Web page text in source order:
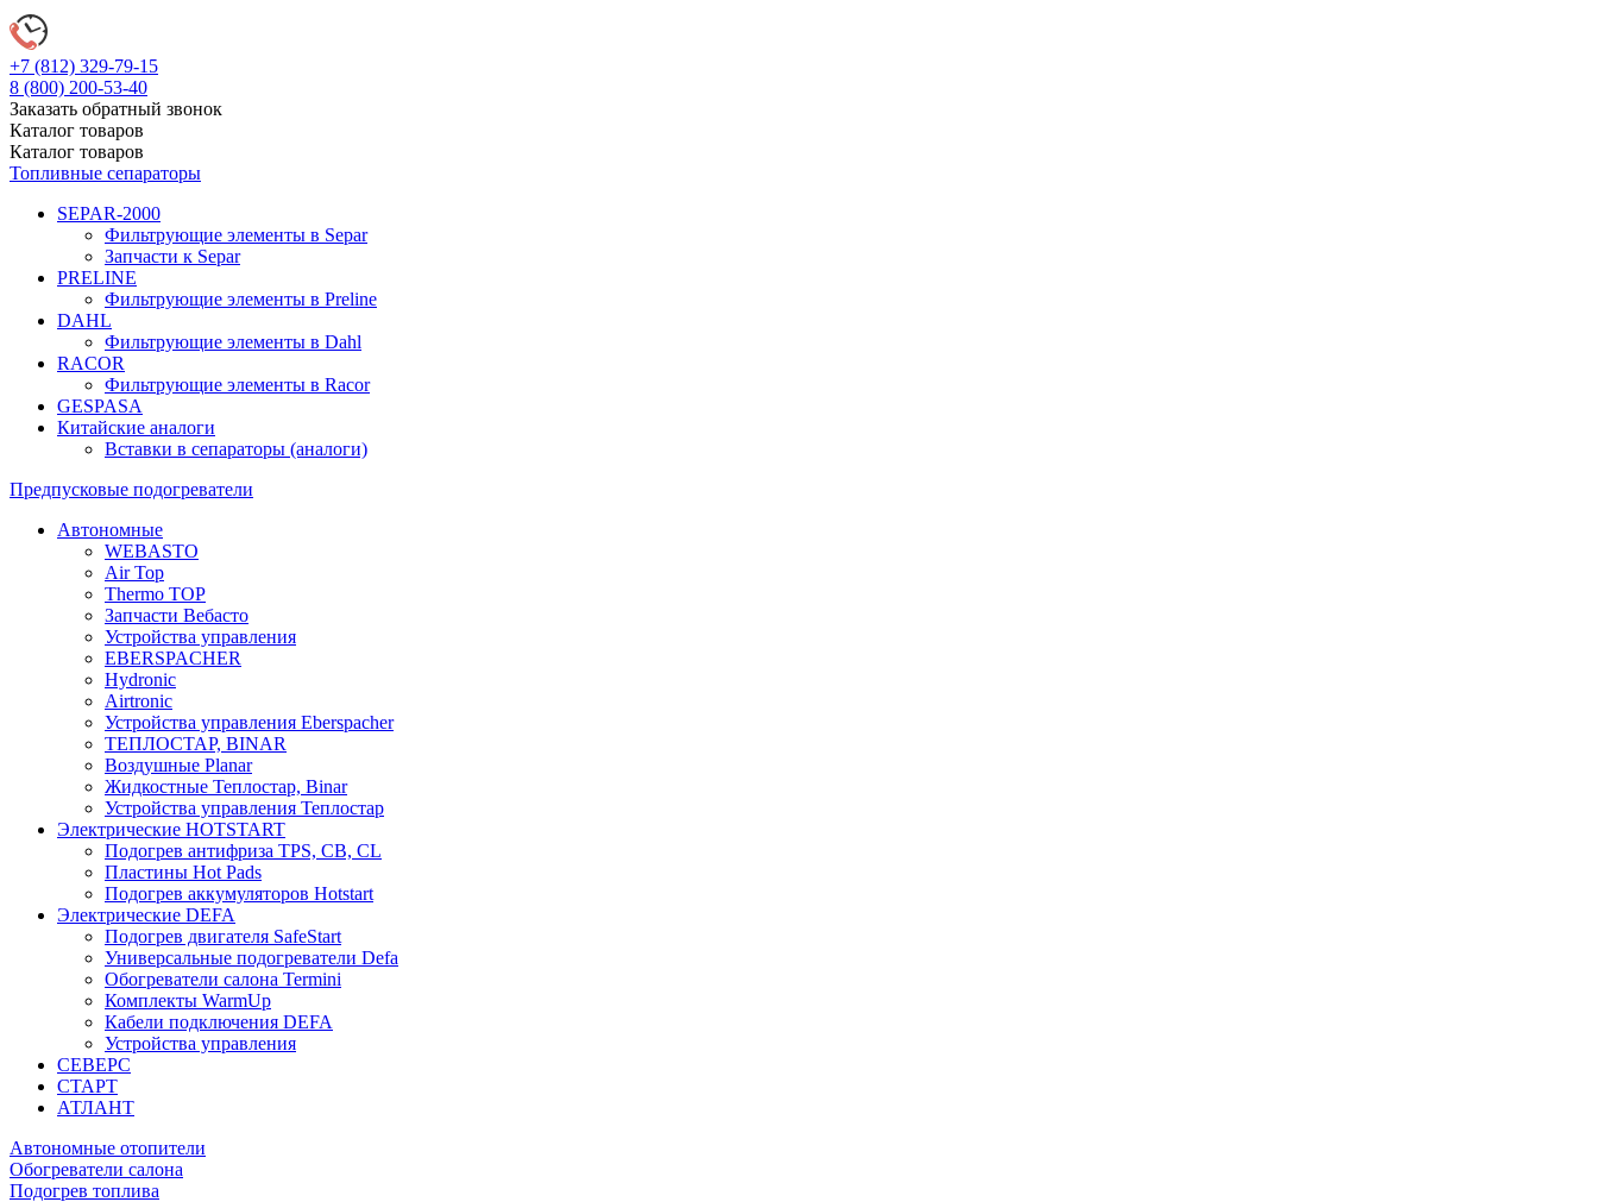
+7 (812) 329-79-15
8 (800) 200-53-40
Заказать обратный звонок
Каталог товаров
Каталог товаров
Топливные сепараторы
SEPAR-2000
Фильтрующие элементы в Separ
Запчасти к Separ
PRELINE
Фильтрующие элементы в Preline
DAHL
Фильтрующие элементы в Dahl
RACOR
Фильтрующие элементы в Racor
GESPASA
Китайские аналоги
Вставки в сепараторы (аналоги)
Предпусковые подогреватели
Автономные
WEBASTO
Air Top
Thermo TOP
Запчасти Вебасто
Устройства управления
EBERSPACHER
Hydronic
Airtronic
Устройства управления Eberspacher
ТЕПЛОСТАР, BINAR
Воздушные Planar
Жидкостные Теплостар, Binar
Устройства управления Теплостар
Электрические HOTSTART
Подогрев антифриза TPS, CB, CL
Пластины Hot Pads
Подогрев аккумуляторов Hotstart
Электрические DEFA
Подогрев двигателя SafeStart
Универсальные подогреватели Defa
Обогреватели салона Termini
Комплекты WarmUp
Кабели подключения DEFA
Устройства управления
СЕВЕРС
СТАРТ
АТЛАНТ
Автономные отопители
Обогреватели салона
Подогрев топлива